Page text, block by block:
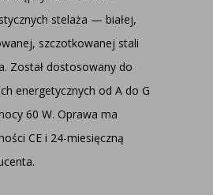
stelaża — białej,
szczotkowanej stali
Został dostosowany do
energetycznych od A do G
60 W. Oprawa ma
CE i 24-miesięczną